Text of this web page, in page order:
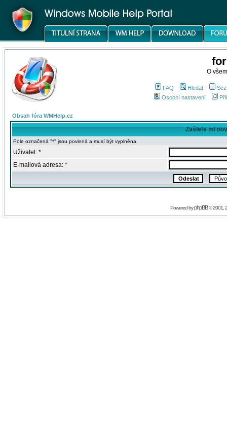
O
FAQ Hledat
Osobní nastavení
Obsah fóra WMHelp.cz
Zašlete mi
Pole označená "*" jsou povinná a musí být vyplněna
Uživatel: *
E-mailová adresa: *
Powered byphpBB© 2001,